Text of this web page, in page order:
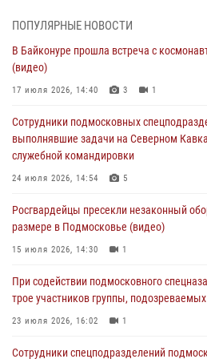
05 августа 2026, 15:48 1
Сотрудники спецподразделения
отработали навыки огневой подготовки
04 августа 2026, 12:21
За прошедший месяц росгвардейцы
сигналам «Тревога» с охраняемых
04 августа 2026, 12:15
(видео)
03 августа 2026, 15:32 1
«семейным подрядом» в Подмосковье
03 августа 2026, 15:08
ПОПУЛЯРНЫЕ НОВОСТИ
В Байконуре прошла встреча с
(видео)
17 июля 2026, 14:40 3 1
Сотрудники подмосковных
выполнявшие задачи на Северном
служебной командировки
24 июля 2026, 14:54 5
Росгвардейцы пресекли незаконный
размере в Подмосковье (видео)
15 июля 2026, 14:30 1
При содействии подмосковного
трое участников группы,
23 июля 2026, 16:02 1
Сотрудники спецподразделений